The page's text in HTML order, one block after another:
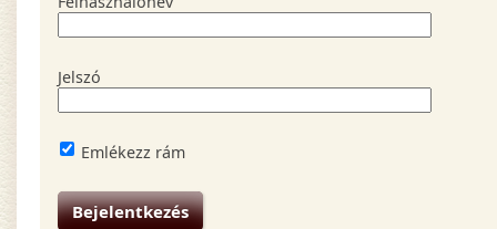
Jelszó
Emlékezz rám